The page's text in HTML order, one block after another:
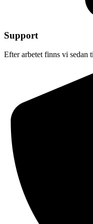
Support
Efter arbetet finns vi sedan